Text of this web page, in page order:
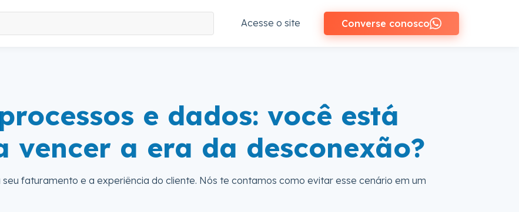
Acesse o site Converse conosco
e dados: você está
vencer a era da desconexão?
faturamento e a experiência do cliente. Nós te contamos como evitar esse cenário em um